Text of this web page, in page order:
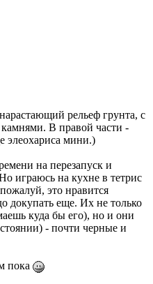
рельеф грунта, с
В правой части -
элеохариса мини.)
на перезапуск и
играюсь на кухне в тетрис
это нравится
докупать еще. Их не только
куда бы его), но и они
- почти черные и
пока